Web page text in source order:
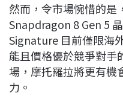
然而，令市場惋惜的是
Snapdragon 8 Gen 5
Signature 目前僅限海
能且價格優於競爭對手
場，摩托羅拉將更有機
力。